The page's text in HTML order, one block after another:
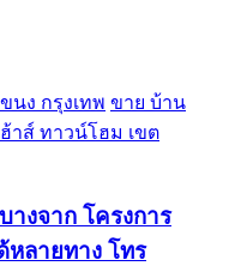
นง กรุงเทพ ขาย บ้าน
าส์ ทาวน์โฮม เขต
างจาก โครงการ
หลายทาง โทร